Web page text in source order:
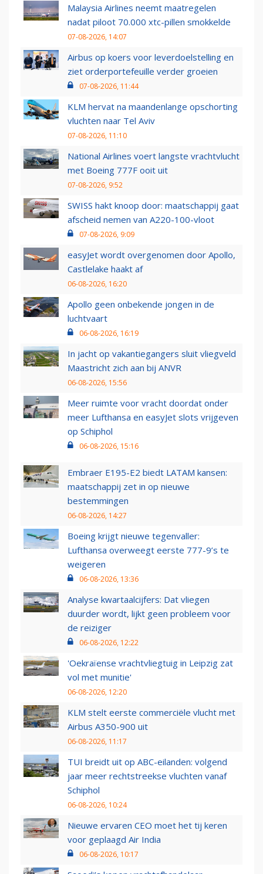
Malaysia Airlines neemt maatregelen
nadat piloot 70.000 xtc-pillen smokkelde
07-08-2026, 14:07
Airbus op koers voor leverdoelstelling en
ziet orderportefeuille verder groeien
07-08-2026, 11:44
KLM hervat na maandenlange opschorting
vluchten naar Tel Aviv
07-08-2026, 11:10
National Airlines voert langste vrachtvlucht
met Boeing 777F ooit uit
07-08-2026, 9:52
SWISS hakt knoop door: maatschappij gaat
afscheid nemen van A220-100-vloot
07-08-2026, 9:09
easyJet wordt overgenomen door Apollo,
Castlelake haakt af
06-08-2026, 16:20
Apollo geen onbekende jongen in de
luchtvaart
06-08-2026, 16:19
In jacht op vakantiegangers sluit vliegveld
Maastricht zich aan bij ANVR
06-08-2026, 15:56
Meer ruimte voor vracht doordat onder
meer Lufthansa en easyJet slots vrijgeven
op Schiphol
06-08-2026, 15:16
Embraer E195-E2 biedt LATAM kansen:
maatschappij zet in op nieuwe
bestemmingen
06-08-2026, 14:27
Boeing krijgt nieuwe tegenvaller:
Lufthansa overweegt eerste 777-9’s te
weigeren
06-08-2026, 13:36
Analyse kwartaalcijfers: Dat vliegen
duurder wordt, lijkt geen probleem voor
de reiziger
06-08-2026, 12:22
'Oekraïense vrachtvliegtuig in Leipzig zat
vol met munitie'
06-08-2026, 12:20
KLM stelt eerste commerciële vlucht met
Airbus A350-900 uit
06-08-2026, 11:17
TUI breidt uit op ABC-eilanden: volgend
jaar meer rechtstreekse vluchten vanaf
Schiphol
06-08-2026, 10:24
Nieuwe ervaren CEO moet het tij keren
voor geplaagd Air India
06-08-2026, 10:17